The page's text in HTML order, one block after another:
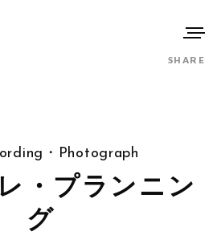
SHARE
・Photograph
・プランニン
グ